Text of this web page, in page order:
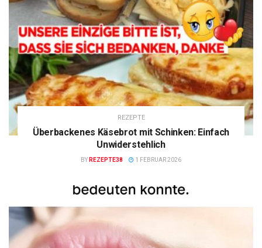
REZEPTE
Überbackenes Käsebrot mit Schinken: Einfach
Unwiderstehlich
BY REZEPTE38 1 FEBRUAR 2026